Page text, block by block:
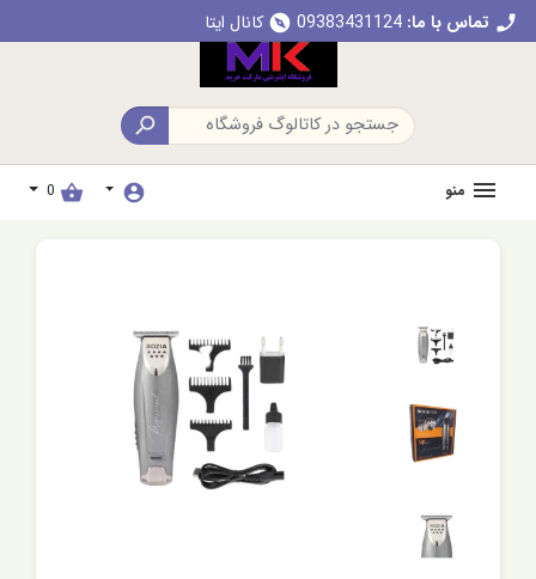
call تماس با ما: 09383431124
explore کانال ایتا

منو account_circle
shopping_basket
0